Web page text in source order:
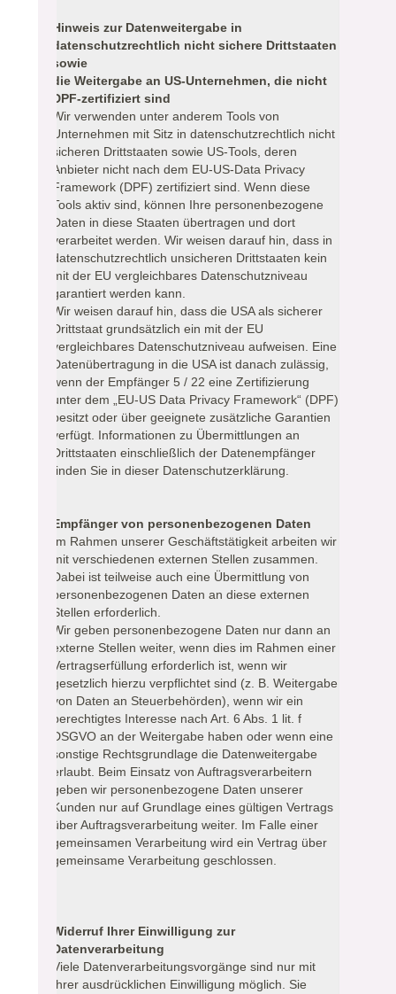
Hinweis zur Datenweitergabe in
datenschutzrechtlich nicht sichere Drittstaaten
sowie
die Weitergabe an US-Unternehmen, die nicht
DPF-zertifiziert sind
Wir verwenden unter anderem Tools von
Unternehmen mit Sitz in datenschutzrechtlich nicht
sicheren Drittstaaten sowie US-Tools, deren
Anbieter nicht nach dem EU-US-Data Privacy
Framework (DPF) zertifiziert sind. Wenn diese
Tools aktiv sind, können Ihre personenbezogene
Daten in diese Staaten übertragen und dort
verarbeitet werden. Wir weisen darauf hin, dass in
datenschutzrechtlich unsicheren Drittstaaten kein
mit der EU vergleichbares Datenschutzniveau
garantiert werden kann.
Wir weisen darauf hin, dass die USA als sicherer
Drittstaat grundsätzlich ein mit der EU
vergleichbares Datenschutzniveau aufweisen. Eine
Datenübertragung in die USA ist danach zulässig,
wenn der Empfänger 5 / 22 eine Zertifizierung
unter dem „EU-US Data Privacy Framework“ (DPF)
besitzt oder über geeignete zusätzliche Garantien
verfügt. Informationen zu Übermittlungen an
Drittstaaten einschließlich der Datenempfänger
finden Sie in dieser Datenschutzerklärung.
Empfänger von personenbezogenen Daten
Im Rahmen unserer Geschäftstätigkeit arbeiten wir
mit verschiedenen externen Stellen zusammen.
Dabei ist teilweise auch eine Übermittlung von
personenbezogenen Daten an diese externen
Stellen erforderlich.
Wir geben personenbezogene Daten nur dann an
externe Stellen weiter, wenn dies im Rahmen einer
Vertragserfüllung erforderlich ist, wenn wir
gesetzlich hierzu verpflichtet sind (z. B. Weitergabe
von Daten an Steuerbehörden), wenn wir ein
berechtigtes Interesse nach Art. 6 Abs. 1 lit. f
DSGVO an der Weitergabe haben oder wenn eine
sonstige Rechtsgrundlage die Datenweitergabe
erlaubt. Beim Einsatz von Auftragsverarbeitern
geben wir personenbezogene Daten unserer
Kunden nur auf Grundlage eines gültigen Vertrags
über Auftragsverarbeitung weiter. Im Falle einer
gemeinsamen Verarbeitung wird ein Vertrag über
gemeinsame Verarbeitung geschlossen.
Widerruf Ihrer Einwilligung zur
Datenverarbeitung
Viele Datenverarbeitungsvorgänge sind nur mit
Ihrer ausdrücklichen Einwilligung möglich. Sie